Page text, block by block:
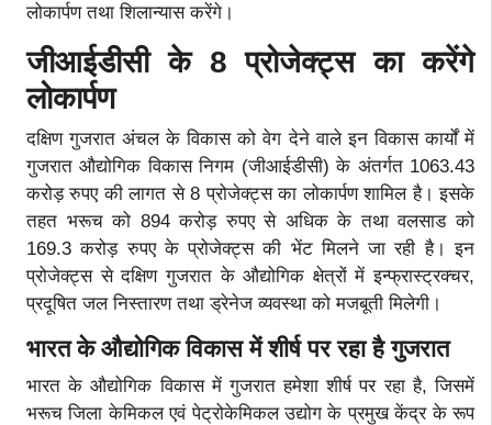
लोकार्पण तथा शिलान्यास करेंगे।
जीआईडीसी के 8 प्रोजेक्ट्स का करेंगे
लोकार्पण
दक्षिण गुजरात अंचल के विकास को वेग देने वाले इन विकास कार्यों में
गुजरात औद्योगिक विकास निगम (जीआईडीसी) के अंतर्गत 1063.43
करोड़ रुपए की लागत से 8 प्रोजेक्ट्स का लोकार्पण शामिल है। इसके
तहत भरूच को 894 करोड़ रुपए से अधिक के तथा वलसाड को
169.3 करोड़ रुपए के प्रोजेक्ट्स की भेंट मिलने जा रही है। इन
प्रोजेक्ट्स से दक्षिण गुजरात के औद्योगिक क्षेत्रों में इन्फ्रास्ट्रक्चर,
प्रदूषित जल निस्तारण तथा ड्रेनेज व्यवस्था को मजबूती मिलेगी।
भारत के औद्योगिक विकास में शीर्ष पर रहा है गुजरात
भारत के औद्योगिक विकास में गुजरात हमेशा शीर्ष पर रहा है, जिसमें
भरूच जिला केमिकल एवं पेट्रोकेमिकल उद्योग के प्रमुख केंद्र के रूप